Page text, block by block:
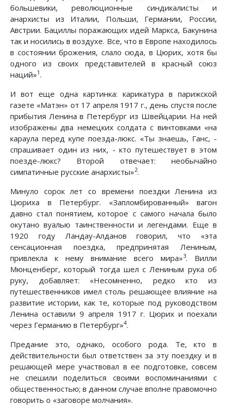
большевики, революционные синдикалисты и
анархисты из Италии, Польши, Германии, России,
Австрии. Бациллы поражающих идей Маркса, Бакунина
так и носились в воздухе. Все, что в Европе находилось
в состоянии брожения, слало сюда, в Цюрих, хотя бы
одного из своих представителей в красный союз
наций»1 .
И вот еще одна картинка: карикатура в парижской
газете «Матэн» от 17 апреля 1917 г., день спустя после
прибытия Ленина в Петербург из Швейцарии. На ней
изображены два немецких солдата с винтовками «на
караула перед купе поезда-люкс. «Ты знаешь, Ганс, -
спрашивает один из них, - кто путешествует в этом
поезде-люкс? Второй отвечает: необычайно
симпатичные русские анархисты»2.
Минуло сорок лет со времени поездки Ленина из
Цюриха в Петербург. «Запломбированный» вагон
давно стал понятием, которое с самого начала было
окутано вуалью таинственности и легендами. Еще в
1920 году Ландау-Алданов говорил, что «эта
сенсационная поездка, предпринятая Лениным,
привлекла к нему внимание всего мира»3. Вилли
Мюнценберг, который тогда шел с Лениным рука об
руку, добавляет: «Несомненно, редко кто из
путешественников имел столь решающее влияние на
развитие истории, как те, которые под руководством
Ленина оставили 9 апреля 1917 г. Цюрих и поехали
через Германию в Петербург»4.
Предание это, однако, особого рода. Те, кто в
действительности был ответствен за эту поездку и в
решающей мере участвовал в ее подготовке, совсем
не спешили поделиться своими воспоминаниями с
общественностью; в данном случае вполне правомочно
говорить о «заговоре молчания».